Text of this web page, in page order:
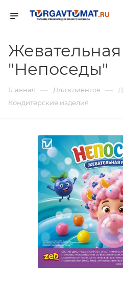
"Непоседы"
Главная — Для клиентов —
Кондитерские изделия